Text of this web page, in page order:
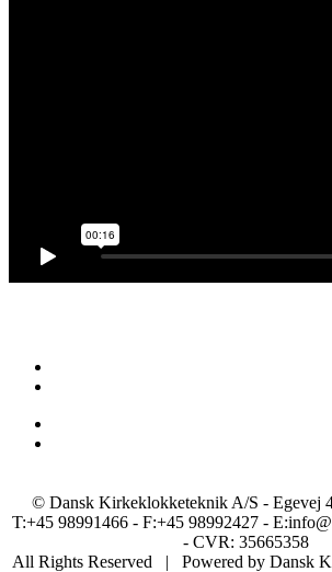
© Dansk Kirkeklokketeknik A/S - Egevej
T:+45 98991466 - F:+45 98992427 -
- CVR: 35665358
All Rights Reserved | Powered by Dansk